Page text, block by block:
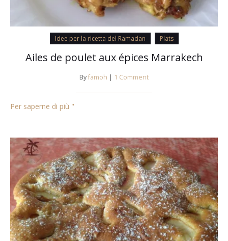
Idee per la ricetta del Ramadan Plats
Ailes de poulet aux épices Marrakech
Byfamoh | 1 Comment
Per saperne di più "